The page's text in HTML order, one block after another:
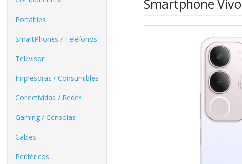
Portátiles
SmartPhones / Teléfonos
Televisor
Impresoras / Consumibles
Conectividad / Redes
Gaming / Consolas
Cables
Periféricos
Smartphone